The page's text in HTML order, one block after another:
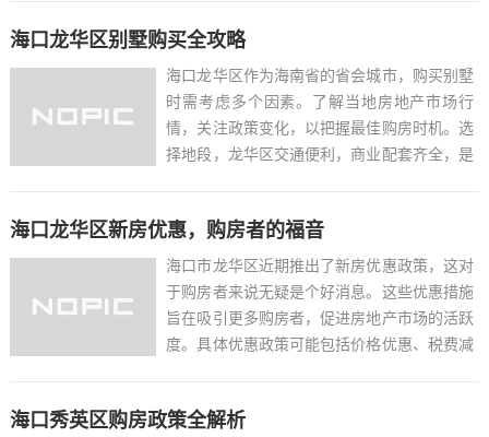
仔细阅读条款，明确双方责任。办理贷款手
续，提交相关材料，等待...
海口龙华区别墅购买全攻略
海口龙华区作为海南省的省会城市，购买别墅
时需考虑多个因素。了解当地房地产市场行
情，关注政策变化，以把握最佳购房时机。选
择地段，龙华区交通便利，商业配套齐全，是
求。关注物业管理水平，优质的物业服务能提
升居住体验。合理预算，根...
海口龙华区新房优惠，购房者的福音
海口市龙华区近期推出了新房优惠政策，这对
于购房者来说无疑是个好消息。这些优惠措施
旨在吸引更多购房者，促进房地产市场的活跃
度。具体优惠政策可能包括价格优惠、税费减
还能推动当地经济的发展。对于有意在海口龙
海口秀英区购房政策全解析